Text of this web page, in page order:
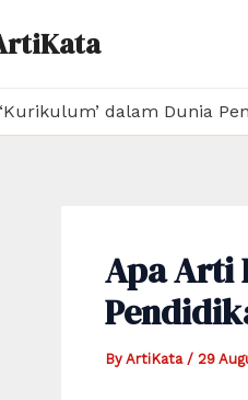
dalam Dunia
Apa Arti
By ArtiKata / 29